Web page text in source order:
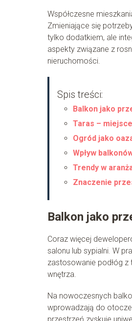
Współczesne
Zmieniające się
tylko dodatkiem, ale
aspekty związane z
nieruchomości.
Spis treści:
Balkon jako
Taras –
Ogród jako
Wpływ
Trendy w
Znaczenie
Balkon jako
Coraz więcej
salonu lub sypialni. W
zastosowanie podłóg z
wnętrza.
Na nowoczesnych
wprowadzają do